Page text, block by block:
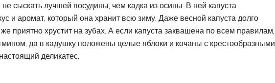
сыскать лучшей посудины, чем кадка из осины. В ней капуста
и аромат, который она хранит всю зиму. Даже весной капуста долго
же приятно хрустит на зубах. А если капуста заквашена по всем правилам,
да в кадушку положены целые яблоки и кочаны с крестообразными
деликатес.